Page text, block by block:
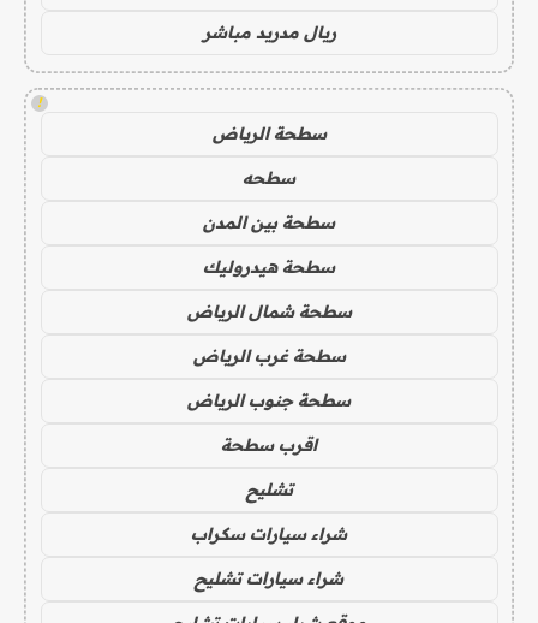
ريال مدريد مباشر
!
سطحة الرياض
سطحه
سطحة بين المدن
سطحة هيدروليك
سطحة شمال الرياض
سطحة غرب الرياض
سطحة جنوب الرياض
اقرب سطحة
تشليح
شراء سيارات سكراب
شراء سيارات تشليح